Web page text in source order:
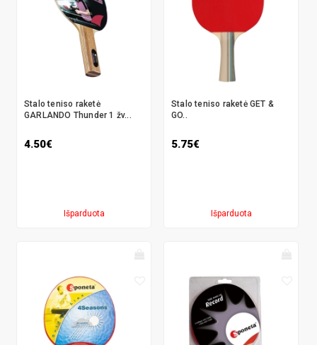
Stalo teniso raketė
GARLANDO Thunder 1 žv...
4.50€
Išparduota
Stalo teniso raketė GET &
GO..
5.75€
Išparduota